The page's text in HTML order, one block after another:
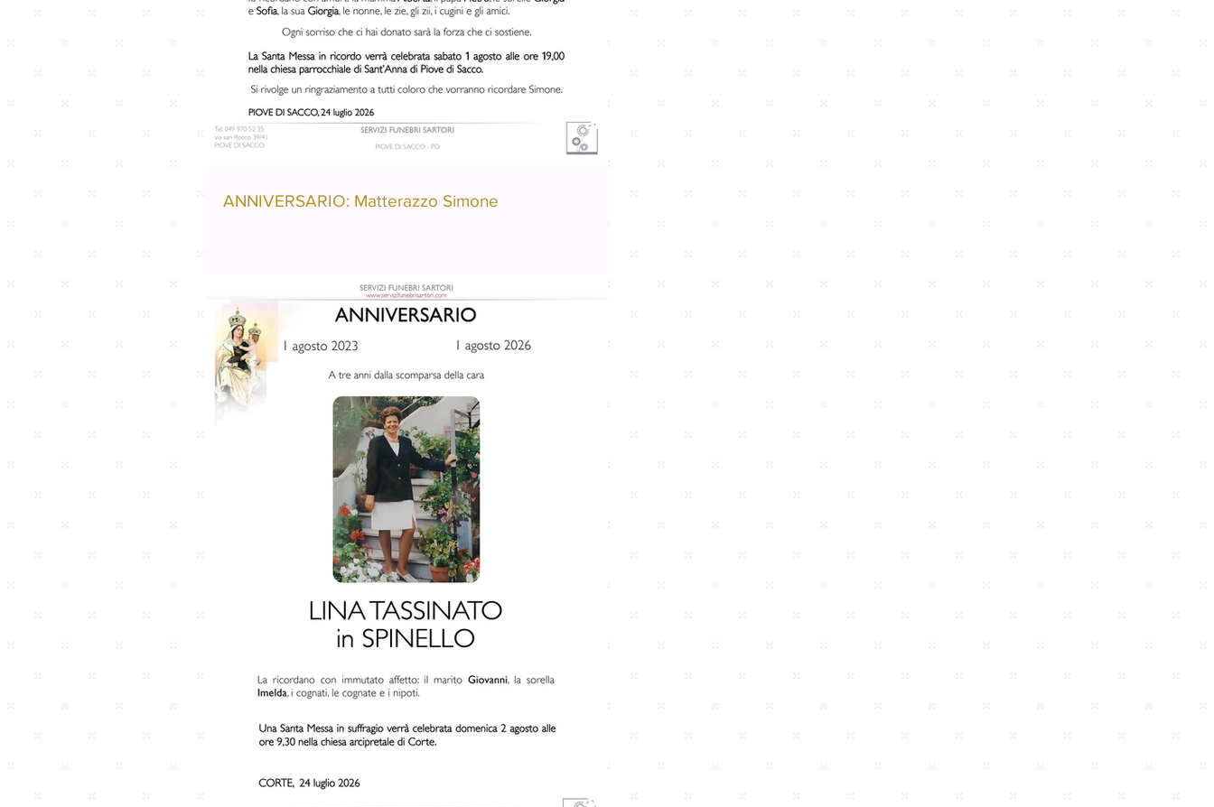
ANNIVERSARIO: Matterazzo Simone